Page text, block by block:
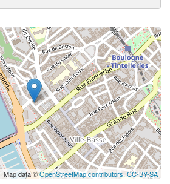
| Map data ©OpenStreetMap contributors,CC-BY-SA
✕